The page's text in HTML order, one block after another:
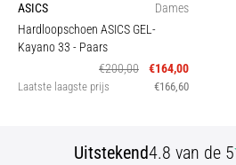
ASICS
Dames
Hardloopschoen ASICS GEL-
Kayano 33 - Paars
€200,00
€164,00
Laatste laagste prijs €166,60
Uitstekend4.8 van de 5